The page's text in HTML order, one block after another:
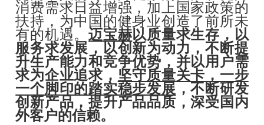
消费需求日益增强，加上国家政策的
扶持，为中国的健身业创造了前所未
有的机遇。迈宝赫以质量求生存，以
服务求发展，以创新为动力，不断提
升生产能力和竞争优势， 并以用户需
求为企业追求， 坚守质量关卡，一步
一个脚印的踏实稳步发展 ，不断研发
创新产品，提升产品品质，深受国内
外客户的信赖。